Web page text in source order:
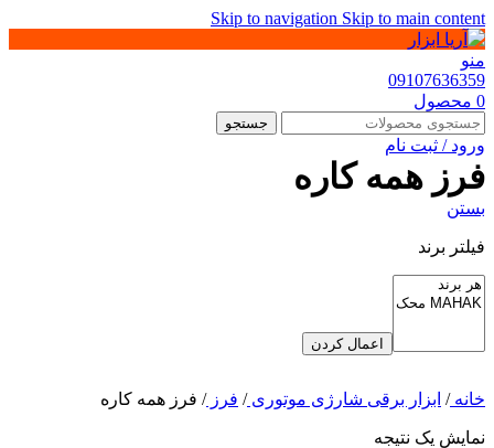
Skip to navigation Skip to main content
منو
09107636359
0 محصول
جستجو
ورود / ثبت نام
فرز همه کاره
بستن
فیلتر برند
اعمال کردن
خانه/ ابزار برقی شارژی موتوری/ فرز/ فرز همه کاره
نمایش یک نتیجه